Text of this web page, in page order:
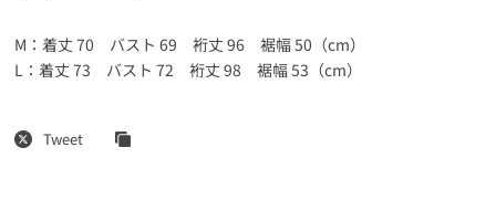
M：着丈 70 バスト 69 裄丈 96 裾幅 50（cm）
L：着丈 73 バスト 72 裄丈 98 裾幅 53（cm）
Tweet